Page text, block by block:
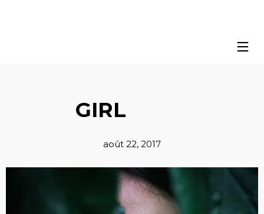
GIRL
août 22, 2017